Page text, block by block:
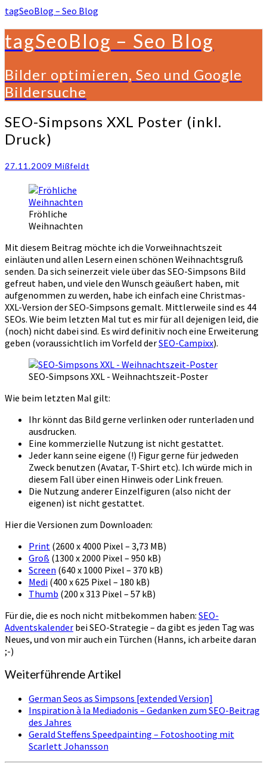
tagSeoBlog – Seo Blog
tagSeoBlog – Seo Blog
Bilder optimieren, Seo und Google
Bildersuche
SEO-
Simpsons
XXL
(inkl.
SEO-Simpsons XXL Poster (inkl.
Druck)
27.11.2009 Mißfeldt
Fröhliche
Weihnachten
Mit diesem Beitrag möchte ich die Vorweihnachtszeit
einläuten und allen Lesern einen schönen Weihnachtsgruß
senden. Da sich seinerzeit viele über das SEO-Simpsons Bild
gefreut haben, und viele den Wunsch geäußert haben, mit
aufgenommen zu werden, habe ich einfach eine Christmas-
XXL-Version der SEO-Simpsons gemalt. Mittlerweile sind es 44
SEOs. Wie beim letzten Mal tut es mir für all dejenigen leid, die
(noch) nicht dabei sind. Es wird definitiv noch eine Erweiterung
geben (voraussichtlich im Vorfeld derSEO-Campixx).
SEO-Simpsons XXL - Weihnachtszeit-Poster
Wie beim letzten Mal gilt:
Ihr könnt das Bild gerne verlinken oder runterladen und
ausdrucken.
Eine kommerzielle Nutzung ist nicht gestattet.
Jeder kann seine eigene (!) Figur gerne für jedweden
Zweck benutzen (Avatar, T-Shirt etc). Ich würde mich in
diesem Fall über einen Hinweis oder Link freuen.
Die Nutzung anderer Einzelfiguren (also nicht der
eigenen) ist nicht gestattet.
Hier die Versionen zum Downloaden:
Print (2600 x 4000 Pixel – 3,73 MB)
Groß (1300 x 2000 Pixel – 950 kB)
Screen (640 x 1000 Pixel – 370 kB)
Medi (400 x 625 Pixel – 180 kB)
Thumb (200 x 313 Pixel – 57 kB)
Für die, die es noch nicht mitbekommen haben: SEO-
Adventskalender bei SEO-Strategie – da gibt es jeden Tag was
Neues, und von mir auch ein Türchen (Hanns, ich arbeite daran
;-)
Weiterführende Artikel
German Seos as Simpsons [extended Version]
Inspiration à la Mediadonis – Gedanken zum SEO-Beitrag
des Jahres
Gerald Steffens Speedpainting – Fotoshooting mit
Scarlett Johansson